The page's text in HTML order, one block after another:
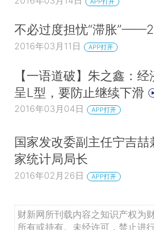
不必过度担忧“滞胀
2016年03月11日 APP打开
【一语道破】朱之鑫：
呈L型，要防止继续下滑
2016年03月04日 APP打开
国家发改委副主任宁吉喆
家统计局局长
2016年02月26日 APP打开
财新网所刊载内容之知识产权为
所有或持有。未经许可，禁止进